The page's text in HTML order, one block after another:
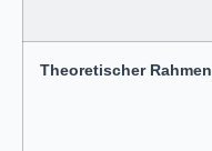
Theoretischer Rahmen